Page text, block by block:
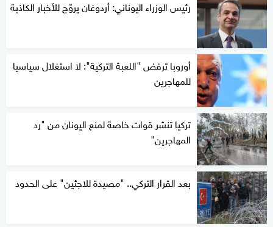
رئيس الوزراء اليوناني: أردوغان يروّج للأخبار الكاذبة
أوروبا ترفض "اللعبة التركية": لا استغلال سياسيا
للمهاجرين
تركيا تنشر قوات خاصة لمنع اليونان من "رد
المهاجرين"
بعد القرار التركي.. "مصيدة للاجئين" على الحدود